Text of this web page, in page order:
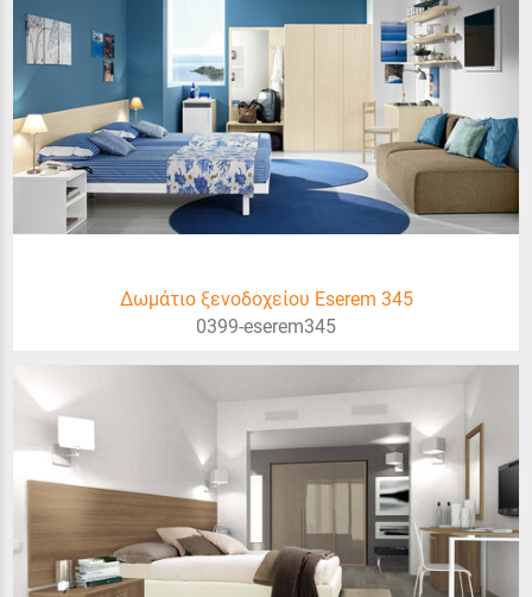
Δωμάτιο ξενοδοχείου Eserem 345
0399-eserem345